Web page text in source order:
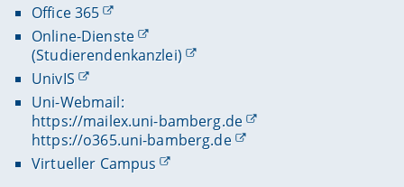
Office 365
Online-Dienste
(Studierendenkanzlei)
UnivIS
Uni-Webmail:
https://mailex.uni-bamberg.de
https://o365.uni-bamberg.de
Virtueller Campus